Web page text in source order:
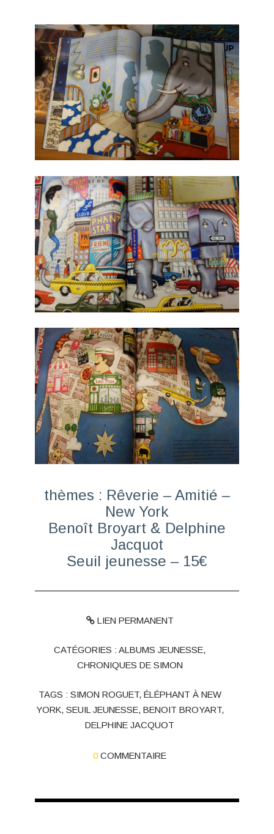
thèmes : Rêverie – Amitié –
New York
Benoît Broyart & Delphine
Jacquot
Seuil jeunesse – 15€
LIEN PERMANENT
CATÉGORIES :ALBUMS JEUNESSE,
CHRONIQUES DE SIMON
TAGS : SIMON ROGUET, ÉLÉPHANT À NEW
YORK, SEUIL JEUNESSE, BENOIT BROYART,
DELPHINE JACQUOT
0 COMMENTAIRE